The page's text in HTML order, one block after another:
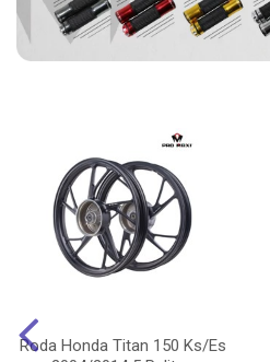
Roda Honda Titan 150 Ks/Es